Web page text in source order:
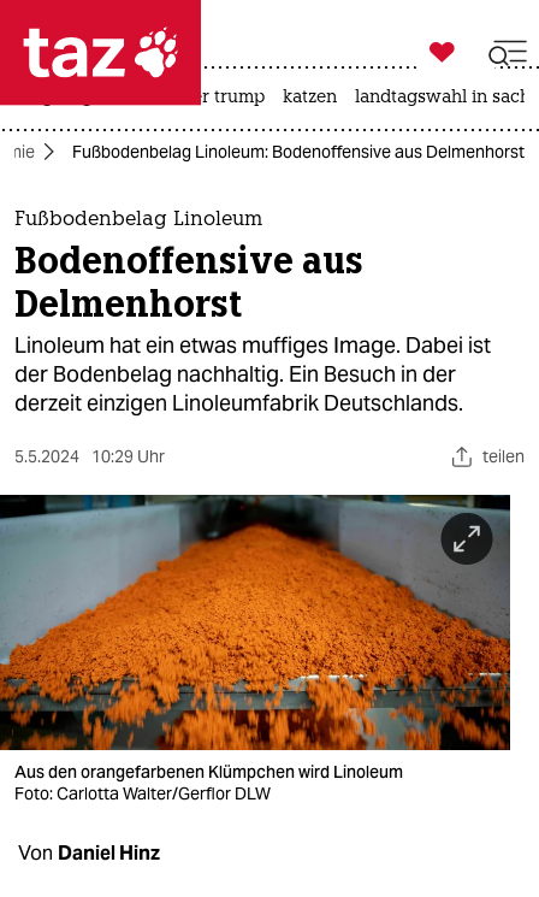
 taz zahl ich
taz zahl ich
themen
politik
öko
gesellschaft
sport
wahrheit
verlag
verlag
veranstaltungen
shop

taz zahl ich
usa unter trump katzen landtagswahl in
Fußbodenbelag Linoleum: Bodenoffensive aus Delmenhorst
Fußbodenbelag Linoleum
Bodenoffensive aus
Delmenhorst
Linoleum hat ein etwas muffiges Image. Dabei ist
der Bodenbelag nachhaltig. Ein Besuch in der
derzeit einzigen Linoleumfabrik Deutschlands.
5.5.2024 10:29 Uhr teilen
Aus den orangefarbenen Klümpchen wird Linoleum
Foto: Carlotta Walter/Gerflor DLW
Von Daniel Hinz